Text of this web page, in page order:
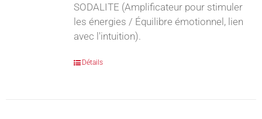
SODALITE (Amplificateur pour stimuler
les énergies / Équilibre émotionnel, lien
avec l'intuition).
Détails